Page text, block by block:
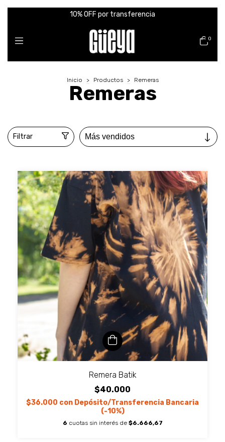
10% OFF por transferencia
0
Inicio > Productos > Remeras
Remeras
Filtrar
Remera Batik
$40.000
$36.000 con Depósito/Transferencia Bancaria
(-10%)
6 cuotas sin interés de $6.666,67